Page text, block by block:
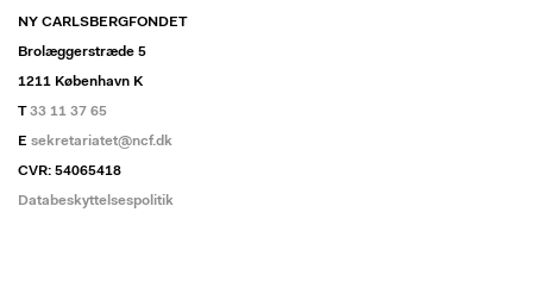
NY CARLSBERGFONDET
Brolæggerstræde 5
1211 København K
T33 11 37 65
E sekretariatet@ncf.dk
CVR: 54065418
Databeskyttelsespolitik